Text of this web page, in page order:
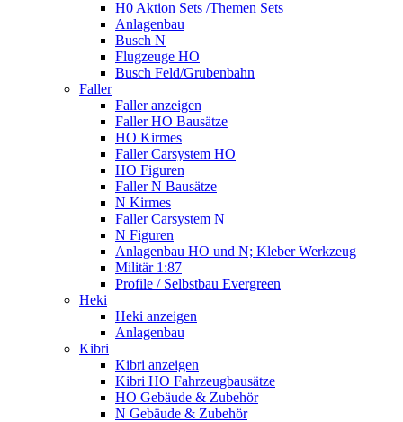
H0 Aktion Sets /Themen Sets
Anlagenbau
Busch N
Flugzeuge HO
Busch Feld/Grubenbahn
Faller
Faller anzeigen
Faller HO Bausätze
HO Kirmes
Faller Carsystem HO
HO Figuren
Faller N Bausätze
N Kirmes
Faller Carsystem N
N Figuren
Anlagenbau HO und N; Kleber Werkzeug
Militär 1:87
Profile / Selbstbau Evergreen
Heki
Heki anzeigen
Anlagenbau
Kibri
Kibri anzeigen
Kibri HO Fahrzeugbausätze
HO Gebäude & Zubehör
N Gebäude & Zubehör